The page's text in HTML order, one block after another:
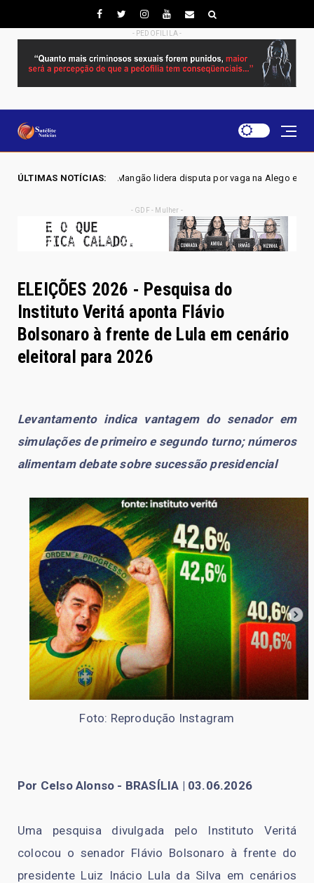
- PEDOFILILA -
ÚLTIMAS NOTÍCIAS:
Mangão lidera disputa por vaga na Alego em Novo Gama, aponta
- GDF - Mulher -
ELEIÇÕES 2026 - Pesquisa do
Instituto Veritá aponta Flávio
Bolsonaro à frente de Lula em cenário
eleitoral para 2026
Levantamento indica vantagem do senador em
simulações de primeiro e segundo turno; números
alimentam debate sobre sucessão presidencial
Foto: Reprodução Instagram
Por Celso Alonso - BRASÍLIA | 03.06.2026
Uma pesquisa divulgada pelo Instituto Veritá
colocou o senador Flávio Bolsonaro à frente do
presidente Luiz Inácio Lula da Silva em cenários